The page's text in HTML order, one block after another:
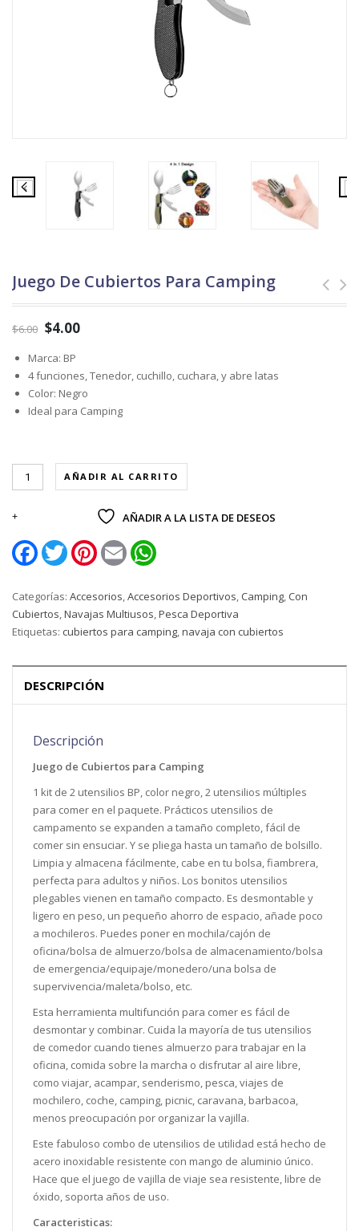
Juego De Cubiertos Para Camping
$6.00 $4.00
Marca: BP
4 funciones, Tenedor, cuchillo, cuchara, y abre latas
Color: Negro
Ideal para Camping
AÑADIR AL CARRITO
AÑADIR A LA LISTA DE DESEOS
FacebookTwitter PinterestEmail
Categorías: Accesorios,Accesorios Deportivos, Camping, Con
Cubiertos,Navajas Multiusos,Pesca Deportiva
Etiquetas: cubiertos para camping,navaja con cubiertos
DESCRIPCIÓN
Descripción
Juego de Cubiertos para Camping
1 kit de 2 utensilios BP, color negro, 2 utensilios múltiples
para comer en el paquete. Prácticos utensilios de
campamento se expanden a tamaño completo, fácil de
comer sin ensuciar. Y se pliega hasta un tamaño de bolsillo.
Limpia y almacena fácilmente, cabe en tu bolsa, fiambrera,
perfecta para adultos y niños. Los bonitos utensilios
plegables vienen en tamaño compacto. Es desmontable y
ligero en peso, un pequeño ahorro de espacio, añade poco
a mochileros. Puedes poner en mochila/cajón de
oficina/bolsa de almuerzo/bolsa de almacenamiento/bolsa
de emergencia/equipaje/monedero/una bolsa de
supervivencia/maleta/bolso, etc.
Esta herramienta multifunción para comer es fácil de
desmontar y combinar. Cuida la mayoría de tus utensilios
de comedor cuando tienes almuerzo para trabajar en la
oficina, comida sobre la marcha o disfrutar al aire libre,
como viajar, acampar, senderismo, pesca, viajes de
mochilero, coche, camping, picnic, caravana, barbacoa,
menos preocupación por organizar la vajilla.
Este fabuloso combo de utensilios de utilidad está hecho de
acero inoxidable resistente con mango de aluminio único.
Hace que el juego de vajilla de viaje sea resistente, libre de
óxido, soporta años de uso.
Caracteristicas: